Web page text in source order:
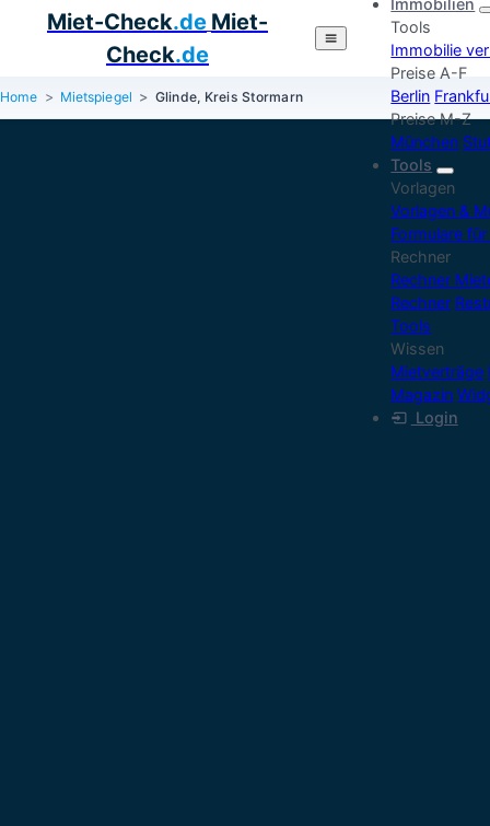
Miet-Check.de Miet-
Check.de
Immobilien
Tools
Immobilie
Preise A-F
Berlin
Preise M-Z
München
Tools
Vorlagen
Vorlagen &
Formulare
Rechner
Rechner
Rechner
Tools
Wissen
Mietverträge
Magazin
Login
Home Mietspiegel Glinde, Kreis Stormarn